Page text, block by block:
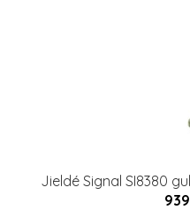
Jieldé Signal SI8380